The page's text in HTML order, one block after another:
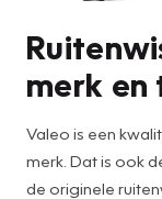
merk en
Valeo is een
merk. Dat is ook
de originele